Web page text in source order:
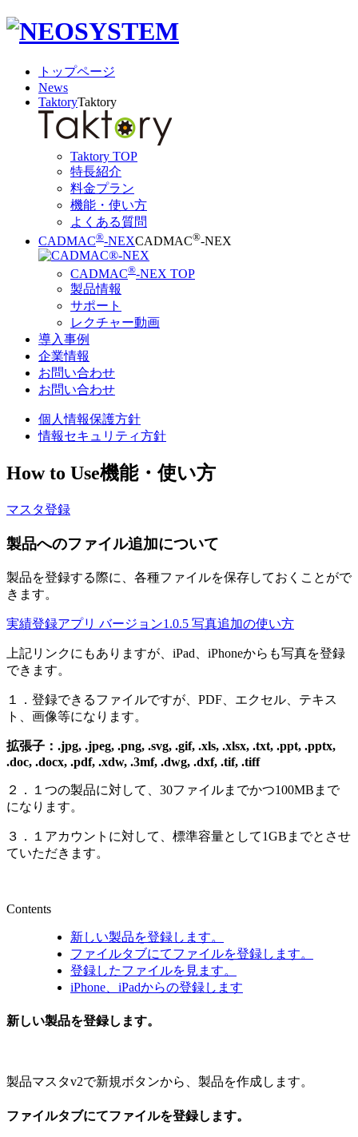
トップページ
News
TaktoryTaktory
Taktory TOP
特長紹介
料金プラン
機能・使い方
よくある質問
CADMAC®-NEXCADMAC®-NEX
CADMAC®-NEX TOP
製品情報
サポート
レクチャー動画
導入事例
企業情報
お問い合わせ
お問い合わせ
個人情報保護方針
情報セキュリティ方針
How to Use機能・使い方
マスタ登録
製品へのファイル追加について
製品を登録する際に、各種ファイルを保存しておくことがで
きます。
実績登録アプリ バージョン1.0.5 写真追加の使い方
上記リンクにもありますが、iPad、iPhoneからも写真を登録
できます。
１．登録できるファイルですが、PDF、エクセル、テキス
ト、画像等になります。
拡張子：.jpg, .jpeg, .png, .svg, .gif, .xls, .xlsx, .txt, .ppt, .pptx,
.doc, .docx, .pdf, .xdw, .3mf, .dwg, .dxf, .tif, .tiff
２．１つの製品に対して、30ファイルまでかつ100MBまで
になります。
３．１アカウントに対して、標準容量として1GBまでとさせ
ていただきます。
Contents
新しい製品を登録します。
ファイルタブにてファイルを登録します。
登録したファイルを見ます。
iPhone、iPadからの登録します
新しい製品を登録します。
製品マスタv2で新規ボタンから、製品を作成します。
ファイルタブにてファイルを登録します。